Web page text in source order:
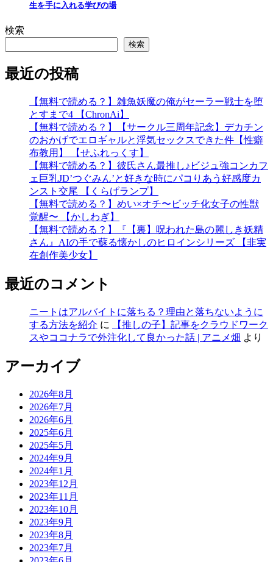
生を手に入れる学びの場
検索
検索
最近の投稿
【無料で読める？】雑魚妖魔の俺がセーラー戦士を堕
とすまで4 【ChronAi】
【無料で読める？】【サークル三周年記念】デカチン
のおかげでエロギャルと浮気セックスできた件【性癖
布教用】 【せふれっくす】
【無料で読める？】彼氏さん最推し♪ビジュ強コンカフ
ェ巨乳JD’つぐみん’と好きな時にパコりあう好感度カ
ンスト交尾 【くらげランプ】
【無料で読める？】めい×オチ〜ビッチ化女子の性獣
覚醒〜 【かしわぎ】
【無料で読める？】『【裏】呪われた島の麗しき妖精
さん』AIの手で蘇る懐かしのヒロインシリーズ 【非実
在創作美少女】
最近のコメント
ニートはアルバイトに落ちる？理由と落ちないように
する方法を紹介 に
【推しの子】記事をクラウドワーク
スやココナラで外注化して良かった話 | アニメ畑 より
アーカイブ
2026年8月
2026年7月
2026年6月
2025年6月
2025年5月
2024年9月
2024年1月
2023年12月
2023年11月
2023年10月
2023年9月
2023年8月
2023年7月